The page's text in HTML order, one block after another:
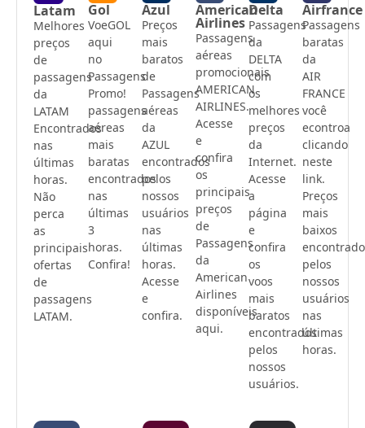
Latam
Melhores
preços
de
passagens
da
LATAM
Encontrados
nas
últimas
horas.
Não
perca
as
principais
ofertas
de
passagens
LATAM.
Gol
VoeGOL
aqui
no
Passagens
Promo!
passagens
aéreas
mais
baratas
encontrados
nas
últimas
3
horas.
Confira!
Azul
Preços
mais
baratos
de
Passagens
aéreas
da
AZUL
encontrados
pelos
nossos
usuários
nas
últimas
horas.
Acesse
e
confira.
American
Airlines
Passagens
aéreas
promocionais
AMERICAN
AIRLINES.
Acesse
e
confira
os
principais
preços
de
Passagens
da
American
Airlines
disponíveis
aqui.
Delta
Passagens
da
DELTA
com
os
melhores
preços
da
Internet.
Acesse
a
página
e
confira
os
voos
mais
baratos
encontrados
pelos
nossos
usuários.
Airfrance
Passagens
baratas
da
AIR
FRANCE
você
econtroa
clicando
neste
link.
Preços
mais
baixos
pelos
nossos
usuários
nas
últimas
horas.